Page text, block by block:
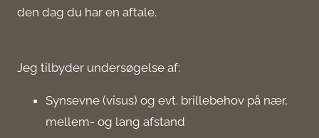
den dag du har en aftale.
Jeg tilbyder undersøgelse af:
Synsevne (visus) og evt. brillebehov på nær,
mellem- og lang afstand